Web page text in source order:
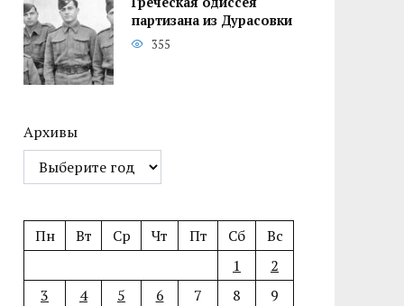
партизана из Дурасовки
355
Архивы
Пн Вт Ср Чт Пт Сб
Вс
1
2
3
4 5 6 7 8
9